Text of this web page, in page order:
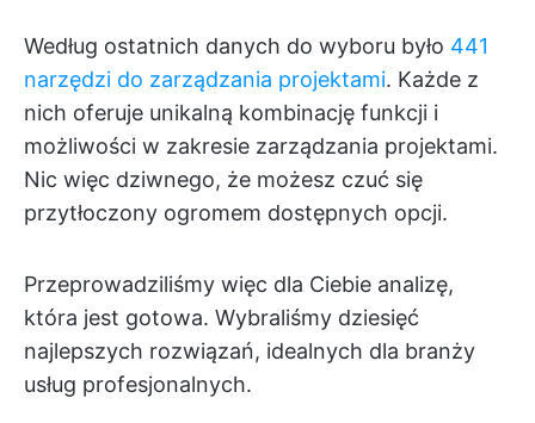
Według ostatnich danych do wyboru było 441
narzędzi do zarządzania projektami. Każde z
nich oferuje unikalną kombinację funkcji i
możliwości w zakresie zarządzania projektami.
Nic więc dziwnego, że możesz czuć się
przytłoczony ogromem dostępnych opcji.
Przeprowadziliśmy więc dla Ciebie analizę,
która jest gotowa. Wybraliśmy dziesięć
najlepszych rozwiązań, idealnych dla branży
usług profesjonalnych.